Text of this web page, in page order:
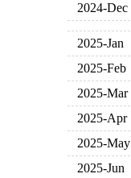
2024-Dec
2025-Jan
2025-Feb
2025-Mar
2025-Apr
2025-May
2025-Jun